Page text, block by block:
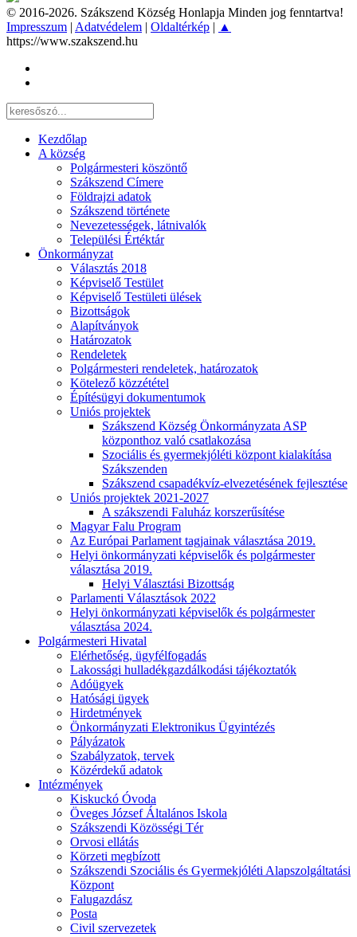
© 2016-2026. Szákszend Község Honlapja Minden jog fenntartva!
Impresszum | Adatvédelem | Oldaltérkép | ▲
https://www.szakszend.hu
Kezdőlap
A község
Polgármesteri köszöntő
Szákszend Címere
Földrajzi adatok
Szákszend története
Nevezetességek, látnivalók
Települési Értéktár
Önkormányzat
Választás 2018
Képviselő Testület
Képviselő Testületi ülések
Bizottságok
Alapítványok
Határozatok
Rendeletek
Polgármesteri rendeletek, határozatok
Kötelező közzététel
Építésügyi dokumentumok
Uniós projektek
Szákszend Község Önkormányzata ASP
központhoz való csatlakozása
Szociális és gyermekjóléti központ kialakítása
Szákszenden
Szákszend csapadékvíz-elvezetésének fejlesztése
Uniós projektek 2021-2027
A szákszendi Faluház korszerűsítése
Magyar Falu Program
Az Európai Parlament tagjainak választása 2019.
Helyi önkormányzati képviselők és polgármester
választása 2019.
Helyi Választási Bizottság
Parlamenti Választások 2022
Helyi önkormányzati képviselők és polgármester
választása 2024.
Polgármesteri Hivatal
Elérhetőség, ügyfélfogadás
Lakossági hulladékgazdálkodási tájékoztatók
Adóügyek
Hatósági ügyek
Hirdetmények
Önkormányzati Elektronikus Ügyintézés
Pályázatok
Szabályzatok, tervek
Közérdekű adatok
Intézmények
Kiskuckó Óvoda
Öveges József Általános Iskola
Szákszendi Közösségi Tér
Orvosi ellátás
Körzeti megbízott
Szákszendi Szociális és Gyermekjóléti Alapszolgáltatási
Központ
Falugazdász
Posta
Civil szervezetek